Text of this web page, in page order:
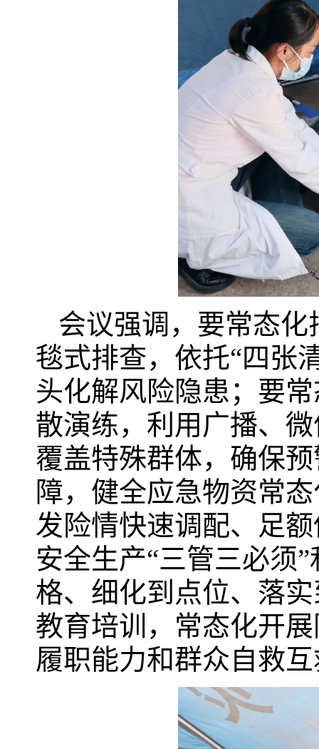
会议强调，要常态
毯式排查，依托“四张
头化解风险隐患；要
散演练，利用广播、
覆盖特殊群体，确保
障，健全应急物资常
发险情快速调配、足
安全生产“三管三必须
格、细化到点位、落
教育培训，常态化开
履职能力和群众自救